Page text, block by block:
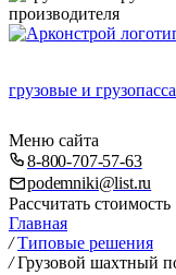
грузовые и
Меню сайта
8-800-707-57-63
podemniki@list.ru
Рассчитать стоимость
Главная
/ Типовые решения
/ Грузовой шахтный